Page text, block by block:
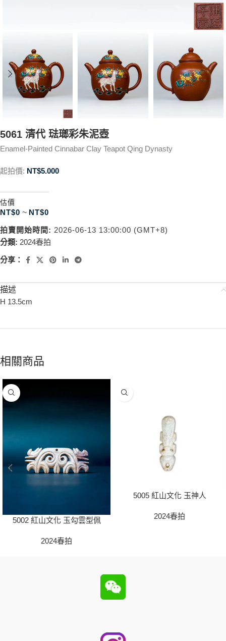
5061 清代 琺瑯彩朱泥壺
Enamel-Painted Cinnabar Clay Teapot Qing Dynasty
起拍價: NT$5.000
估價
NT$0 ~ NT$0
拍賣開始時間: 2026-06-13 13:00:00 (GMT+8)
分類: 2024春拍
分享：
描述
H 13.5cm
相關商品
5002 紅山文化 玉勾雲型佩
2024春拍
5005 紅山文化 玉神人
2024春拍